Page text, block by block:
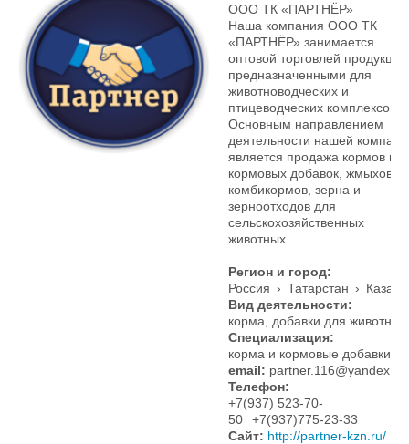
ООО ТК «ПАРТНЁР»
Наша компания ООО ТК
«ПАРТНЁР» занимается
оптовой торговлей
предназначенными для
животноводческих и
птицеводческих комплексов.
Основным направлением
деятельности нашей
является продажа кормов и
кормовых добавок, жмыхов,
комбикормов, зерна и
зерноотходов для
сельскохозяйственных
животных.
Регион и город:
Россия › Татарстан › Казань
Вид деятельности:
корма, добавки для животных
Специализация:
корма и кормовые добавки
email: partner.116@yandex.ru
Телефон:
+7(937) 523-70-
50
+7(937)775-23-33
Сайт: http://partner-kzn.ru/